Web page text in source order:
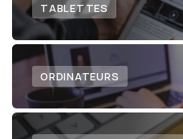
TABLETTES
ORDINATEURS